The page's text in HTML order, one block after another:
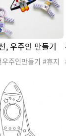
, 우주인 만들기
주인만들기 #휴지
#태양계 #행성 #우
환경과생활 #지구와
#우주활동 #우주놀
우주자료 #우주프로
기 #미술활동 #휴지
기